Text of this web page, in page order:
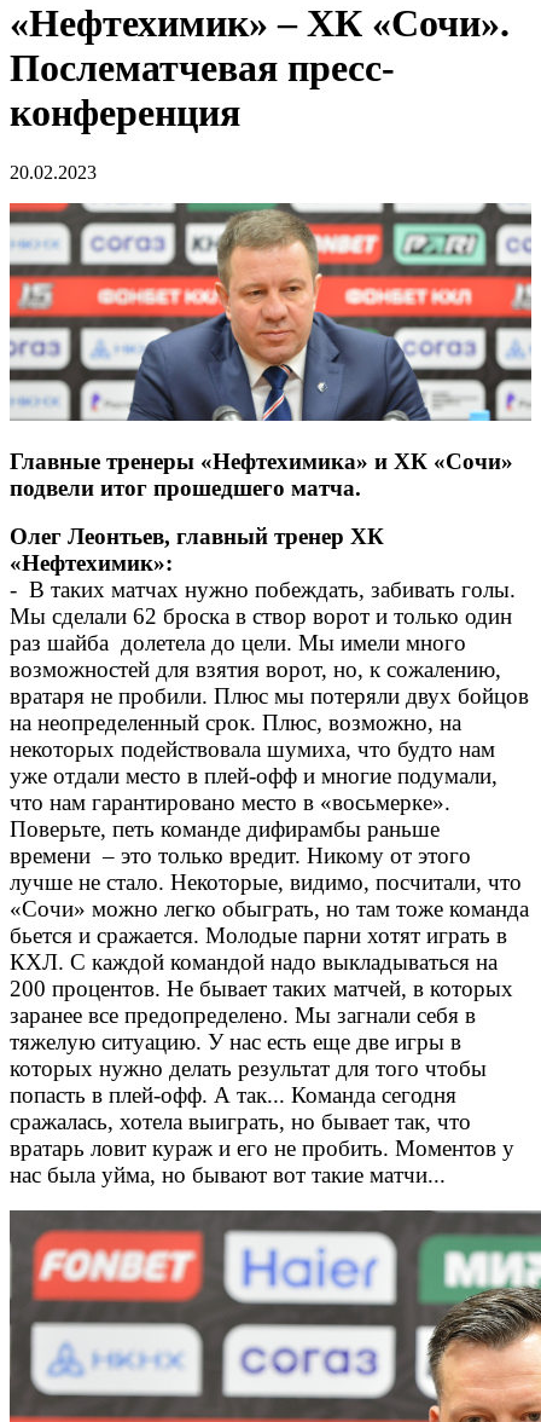
«Нефтехимик» – ХК «Сочи».
Послематчевая пресс-
конференция
20.02.2023
Главные тренеры «Нефтехимика» и ХК «Сочи»
подвели итог прошедшего матча.
Олег Леонтьев, главный тренер ХК
«Нефтехимик»:
- В таких матчах нужно побеждать, забивать голы.
Мы сделали 62 броска в створ ворот и только один
раз шайба долетела до цели. Мы имели много
возможностей для взятия ворот, но, к сожалению,
вратаря не пробили. Плюс мы потеряли двух бойцов
на неопределенный срок. Плюс, возможно, на
некоторых подействовала шумиха, что будто нам
уже отдали место в плей-офф и многие подумали,
что нам гарантировано место в «восьмерке».
Поверьте, петь команде дифирамбы раньше
времени – это только вредит. Никому от этого
лучше не стало. Некоторые, видимо, посчитали, что
«Сочи» можно легко обыграть, но там тоже команда
бьется и сражается. Молодые парни хотят играть в
КХЛ. С каждой командой надо выкладываться на
200 процентов. Не бывает таких матчей, в которых
заранее все предопределено. Мы загнали себя в
тяжелую ситуацию. У нас есть еще две игры в
которых нужно делать результат для того чтобы
попасть в плей-офф. А так... Команда сегодня
сражалась, хотела выиграть, но бывает так, что
вратарь ловит кураж и его не пробить. Моментов у
нас была уйма, но бывают вот такие матчи...